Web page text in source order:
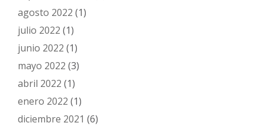
agosto 2022 (1)
julio 2022 (1)
junio 2022 (1)
mayo 2022 (3)
abril 2022 (1)
enero 2022 (1)
diciembre 2021 (6)